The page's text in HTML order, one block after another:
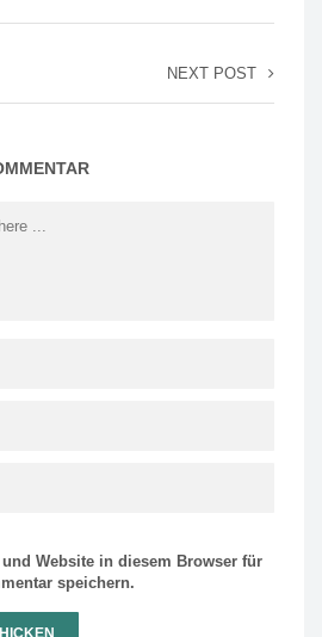
NEXT POST
und Website in diesem Browser für
speichern.